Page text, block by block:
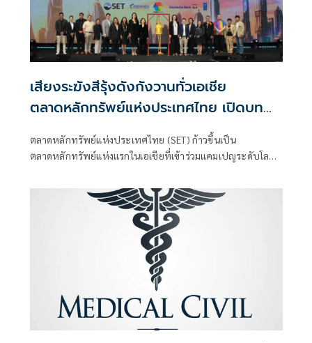
เสียงระฆังสีรุ้งดังกังวานทั่วเอเชีย
ตลาดหลักทรัพย์แห่งประเทศไทย เปิดบท
ใหม่แห่งความเสมอภาคและการบูรณาการ
ทางเศรษฐกิจของกลุ่ม LGBTIQ+
ตลาดหลักทรัพย์แห่งประเทศไทย (SET) ก้าวขึ้นเป็น
ตลาดหลักทรัพย์แห่งแรกในเอเชียที่เข้าร่วมแคมเปญระดับโลก